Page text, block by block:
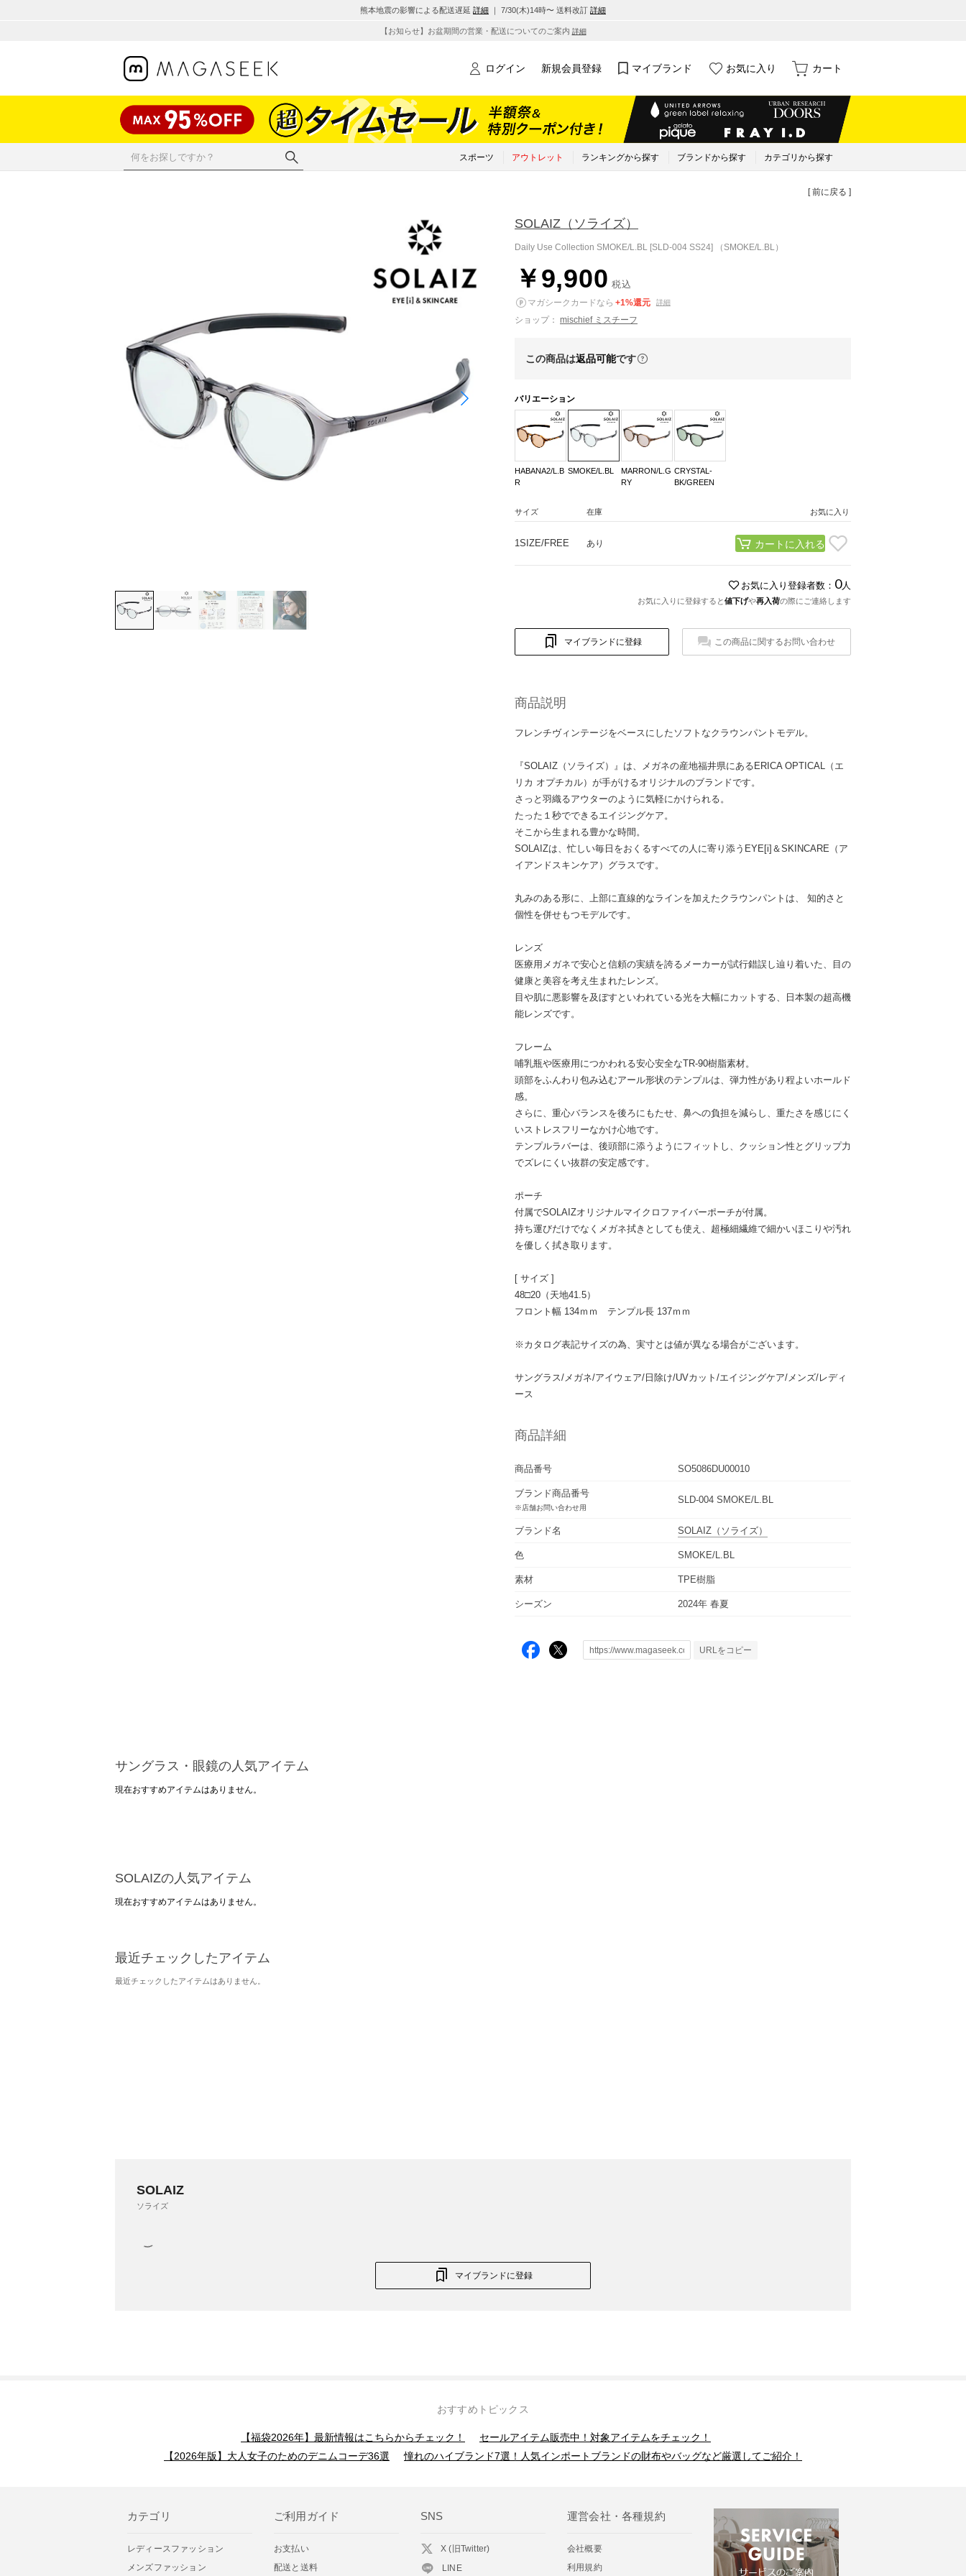
熊本地震の影響による配送遅延 詳細 ｜ 7/30(木)14時〜 送料改訂 詳細
【お知らせ】お盆期間の営業・配送についてのご案内 詳細
ログイン 新規会員登録 マイブランド お気に入り カート
スポーツ アウトレット ランキングから探す ブランドから探す カテゴリから探す
[ 前に戻る ]
SOLAIZ （ソライズ）
Daily Use Collection SMOKE/L.BL [SLD-004 SS24] （SMOKE/L.BL）
￥9,900 税込
マガシークカードなら +1%還元 詳細
ショップ： mischief ミスチーフ
この商品は返品可能です
バリエーション
HABANA2/L.B
R
SMOKE/L.BL
MARRON/L.G
RY
CRYSTAL-
BK/GREEN
サイズ 在庫 お気に入り
1SIZE/FREE あり カートに入れる
お気に入り登録者数： 0人
お気に入りに登録すると値下げや再入荷の際にご連絡します
マイブランドに登録 この商品に関するお問い合わせ
商品説明
フレンチヴィンテージをベースにしたソフトなクラウンパントモデル。
『SOLAIZ（ソライズ）』は、メガネの産地福井県にあるERICA OPTICAL（エ
リカ オプチカル）が手がけるオリジナルのブランドです。
さっと羽織るアウターのように気軽にかけられる。
たった１秒でできるエイジングケア。
そこから生まれる豊かな時間。
SOLAIZは、忙しい毎日をおくるすべての人に寄り添うEYE[i]＆SKINCARE（ア
イアンドスキンケア）グラスです。
丸みのある形に、上部に直線的なラインを加えたクラウンパントは、 知的さと
個性を併せもつモデルです。
レンズ
医療用メガネで安心と信頼の実績を誇るメーカーが試行錯誤し辿り着いた、目の
健康と美容を考え生まれたレンズ。
目や肌に悪影響を及ぼすといわれている光を大幅にカットする、日本製の超高機
能レンズです。
フレーム
哺乳瓶や医療用につかわれる安心安全なTR-90樹脂素材。
頭部をふんわり包み込むアール形状のテンプルは、弾力性があり程よいホールド
感。
さらに、重心バランスを後ろにもたせ、鼻への負担を減らし、重たさを感じにく
いストレスフリーなかけ心地です。
テンプルラバーは、後頭部に添うようにフィットし、クッション性とグリップ力
でズレにくい抜群の安定感です。
ポーチ
付属でSOLAIZオリジナルマイクロファイバーポーチが付属。
持ち運びだけでなくメガネ拭きとしても使え、超極細繊維で細かいほこりや汚れ
を優しく拭き取ります。
[ サイズ ]
48□20（天地41.5）
フロント幅 134ｍｍ テンプル長 137ｍｍ
※カタログ表記サイズの為、実寸とは値が異なる場合がございます。
サングラス/メガネ/アイウェア/日除け/UVカット/エイジングケア/メンズ/レディ
ース
商品詳細
商品番号 SO5086DU00010
ブランド商品番号
※店舗お問い合わせ用
SLD-004 SMOKE/L.BL
ブランド名 SOLAIZ （ソライズ）
色 SMOKE/L.BL
素材 TPE樹脂
シーズン 2024年 春夏
URLをコピー
サングラス・眼鏡の人気アイテム
現在おすすめアイテムはありません。
SOLAIZの人気アイテム
現在おすすめアイテムはありません。
最近チェックしたアイテム
最近チェックしたアイテムはありません。
SOLAIZ
ソライズ
マイブランドに登録
おすすめトピックス
【福袋2026年】最新情報はこちらからチェック！
セールアイテム販売中！対象アイテムをチェック！
【2026年版】大人女子のためのデニムコーデ36選
憧れのハイブランド7選！人気インポートブランドの財布やバッグなど厳選してご紹介！
カテゴリ
レディースファッション
メンズファッション
ご利用ガイド
お支払い
配送と送料
SNS
X (旧Twitter)
LINE
運営会社・各種規約
会社概要
利用規約